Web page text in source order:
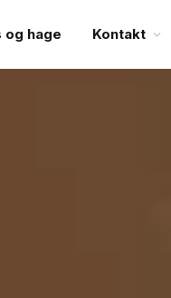
og hage Kontakt